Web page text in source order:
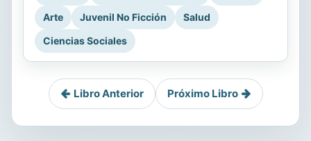
Arte
Juvenil No Ficción
Salud
Ciencias Sociales
Libro Anterior Próximo Libro